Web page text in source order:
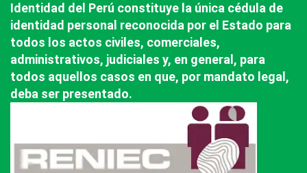
Identidad del Perú constituye la única cédula de
identidad personal reconocida por el Estado para
todos los actos civiles, comerciales,
administrativos, judiciales y, en general, para
todos aquellos casos en que, por mandato legal,
deba ser presentado.